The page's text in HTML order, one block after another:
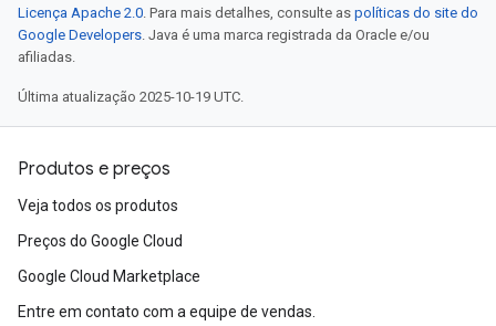
Licença Apache 2.0. Para mais detalhes, consulte as políticas do site do
Google Developers. Java é uma marca registrada da Oracle e/ou
afiliadas.
Última atualização 2025-10-19 UTC.
Produtos e preços
Veja todos os produtos
Preços do Google Cloud
Google Cloud Marketplace
Entre em contato com a equipe de vendas.